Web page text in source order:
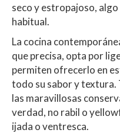
seco y estropajoso,
habitual.
La cocina
que precisa, opta por
permiten ofrecerlo en
todo su sabor y textura.
las maravillosas
verdad, no rabil o
ijada o ventresca.